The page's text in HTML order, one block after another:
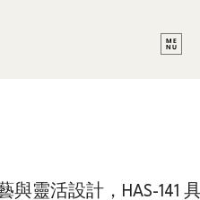
與靈活設計，HAS-141